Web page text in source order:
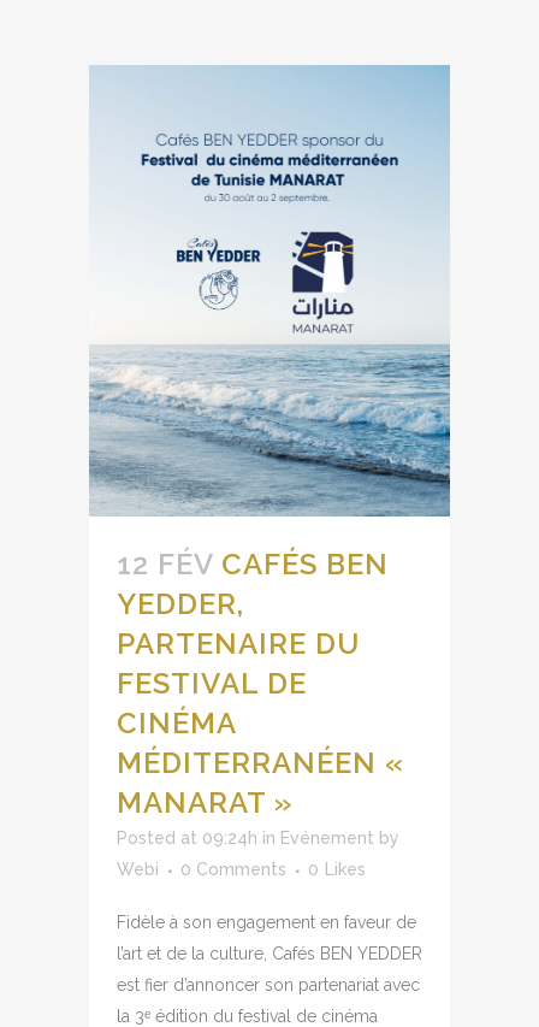
12 FÉV CAFÉS BEN
YEDDER,
PARTENAIRE DU
FESTIVAL DE
CINÉMA
MÉDITERRANÉEN «
MANARAT »
Posted at 09:24h in Evénement by
Webi
0 Comments 0 Likes
Fidèle à son engagement en faveur de
l’art et de la culture, Cafés BEN YEDDER
est fier d’annoncer son partenariat avec
la 3ᵉ édition du festival de cinéma